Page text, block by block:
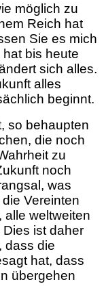
möglich zu
Reich hat
Sie es mich
bis heute
sich alles.
alles
beginnt.
so behaupten
die noch
zu
noch
was
Vereinten
alle weltweiten
ist daher
dass die
hat, dass
übergehen